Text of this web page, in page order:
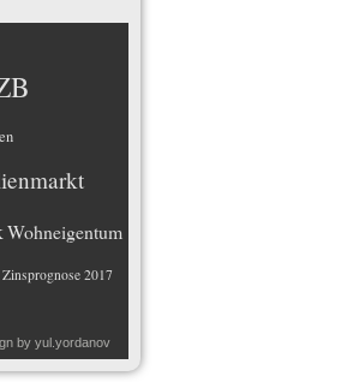
Wohneigentum
Zinsprognose 2017
by yul.yordanov